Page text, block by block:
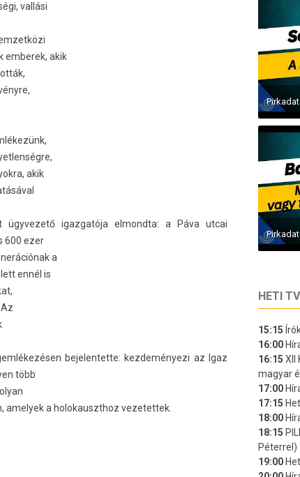
vallási
em­berek, akik
akik
ügyvezető igaz­gatója el­mondta: a Páva utcai
600 ezer
a
ennél is
be­jelen­tette: kez­deményezi az Igaz
több
amelyek a holokauszthoz vezetet­tek.
HETI TV